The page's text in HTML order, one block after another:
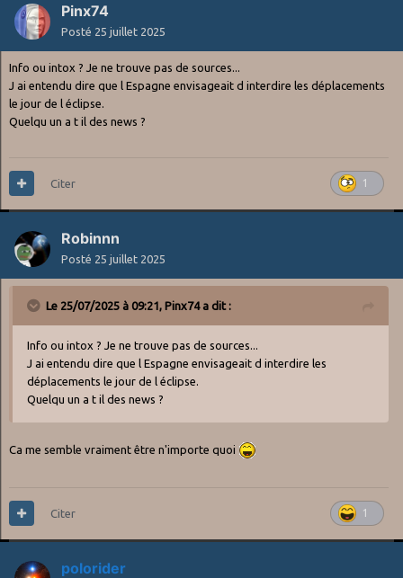
Pinx74
Posté 25 juillet 2025
Info ou intox ? Je ne trouve pas de sources...
J ai entendu dire que l Espagne envisageait d interdire les déplacements
le jour de l éclipse.
Quelqu un a t il des news ?
1
Citer
Robinnn
Posté 25 juillet 2025
Le 25/07/2025 à 09:21, Pinx74a dit :
Info ou intox ? Je ne trouve pas de sources...
J ai entendu dire que l Espagne envisageait d interdire les
déplacements le jour de l éclipse.
Quelqu un a t il des news ?
Ca me semble vraiment être n'importe quoi
1
Citer
polorider